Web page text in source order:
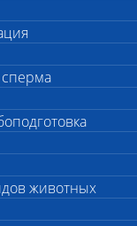
животных
Цена, руб.
медицина для